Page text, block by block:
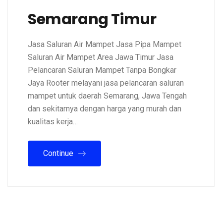
Semarang Timur
Jasa Saluran Air Mampet Jasa Pipa Mampet
Saluran Air Mampet Area Jawa Timur Jasa
Pelancaran Saluran Mampet Tanpa Bongkar
Jaya Rooter melayani jasa pelancaran saluran
mampet untuk daerah Semarang, Jawa Tengah
dan sekitarnya dengan harga yang murah dan
kualitas kerja…
Continue